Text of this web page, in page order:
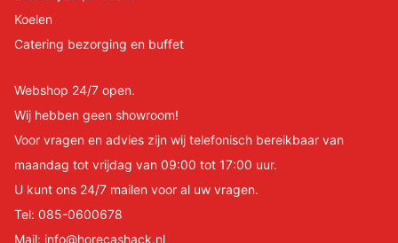
Koelen
Catering bezorging en buffet
Webshop 24/7 open.
Wij hebben geen showroom!
Voor vragen en advies zijn wij telefonisch bereikbaar van
maandag tot vrijdag van 09:00 tot 17:00 uur.
U kunt ons 24/7 mailen voor al uw vragen.
Tel: 085-0600678
Mail: info@horecashack.nl